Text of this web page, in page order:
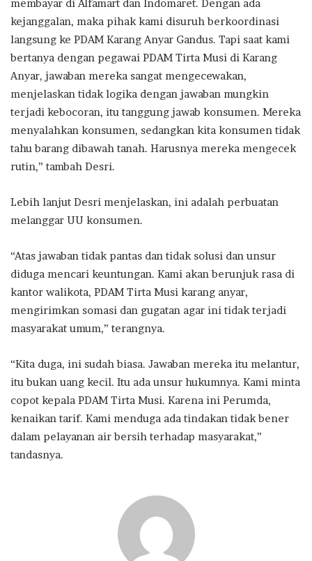
membayar di Alfamart dan Indomaret. Dengan ada
kejanggalan, maka pihak kami disuruh berkoordinasi
langsung ke PDAM Karang Anyar Gandus. Tapi saat kami
bertanya dengan pegawai PDAM Tirta Musi di Karang
Anyar, jawaban mereka sangat mengecewakan,
menjelaskan tidak logika dengan jawaban mungkin
terjadi kebocoran, itu tanggung jawab konsumen. Mereka
menyalahkan konsumen, sedangkan kita konsumen tidak
tahu barang dibawah tanah. Harusnya mereka mengecek
rutin,” tambah Desri.
Lebih lanjut Desri menjelaskan, ini adalah perbuatan
melanggar UU konsumen.
“Atas jawaban tidak pantas dan tidak solusi dan unsur
diduga mencari keuntungan. Kami akan berunjuk rasa di
kantor walikota, PDAM Tirta Musi karang anyar,
mengirimkan somasi dan gugatan agar ini tidak terjadi
masyarakat umum,” terangnya.
“Kita duga, ini sudah biasa. Jawaban mereka itu melantur,
itu bukan uang kecil. Itu ada unsur hukumnya. Kami minta
copot kepala PDAM Tirta Musi. Karena ini Perumda,
kenaikan tarif. Kami menduga ada tindakan tidak bener
dalam pelayanan air bersih terhadap masyarakat,”
tandasnya.